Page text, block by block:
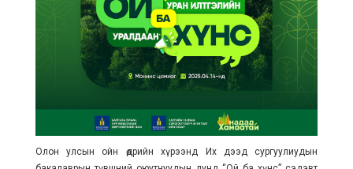
Олон улсын ойн өдрийн хүрээнд Их дээд сургуулиудын